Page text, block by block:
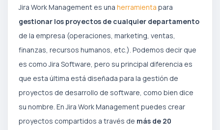
Jira Work Management es una herramienta para
gestionar los proyectos de cualquier departamento
de la empresa (operaciones, marketing, ventas,
finanzas, recursos humanos, etc.). Podemos decir que
es como Jira Software, pero su principal diferencia es
que esta última está diseñada para la gestión de
proyectos de desarrollo de software, como bien dice
su nombre. En Jira Work Management puedes crear
proyectos compartidos a través de más de 20